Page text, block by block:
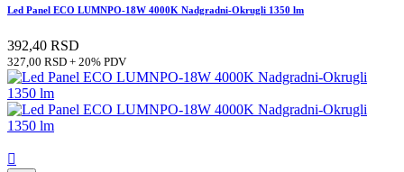
Led Panel ECO LUMNPO-18W 4000K Nadgradni-Okrugli 1350 lm
392,40 RSD
327,00 RSD + 20% PDV
